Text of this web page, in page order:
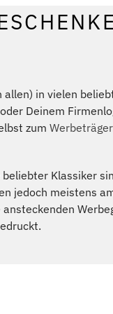
in vielen
Deinem
zum Werbeträger
Klassiker
jedoch meistens